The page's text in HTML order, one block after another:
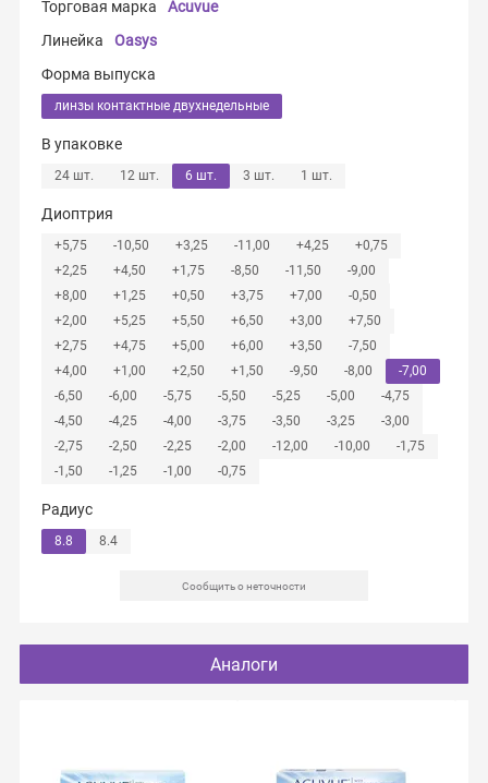
Торговая марка
Acuvue
Линейка
Oasys
Форма выпуска
линзы контактные двухнедельные
В упаковке
24 шт. 12 шт. 6 шт. 3 шт. 1 шт.
Диоптрия
+5,75 -10,50 +3,25 -11,00 +4,25
+0,75
+2,25
+4,50 +1,75 -8,50 -11,50
-9,00
+8,00
+1,25 +0,50 +3,75 +7,00
-0,50
+2,00
+5,25 +5,50 +6,50 +3,00
+7,50
+2,75
+4,75 +5,00 +6,00 +3,50
-7,50
+4,00
+1,00 +2,50 +1,50 -9,50 -8,00
-7,00
-6,50
-6,00 -5,75 -5,50 -5,25 -5,00
-4,75
-4,50
-4,25 -4,00 -3,75 -3,50 -3,25
-3,00
-2,75
-2,50 -2,25 -2,00 -12,00 -10,00
-1,75
-1,50
-1,25 -1,00 -0,75
Радиус
8.8 8.4
Сообщить о неточности
Аналоги